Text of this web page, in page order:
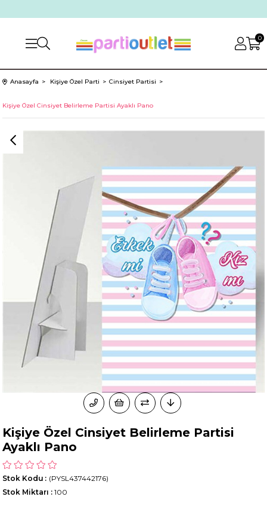
0
Anasayfa Kişiye Özel Parti Cinsiyet Partisi
Kişiye Özel Cinsiyet Belirleme Partisi Ayaklı Pano
Kişiye Özel Cinsiyet Belirleme Partisi
Ayaklı Pano
(PYSL437442176)
Stok Kodu
Stok Miktarı : 100